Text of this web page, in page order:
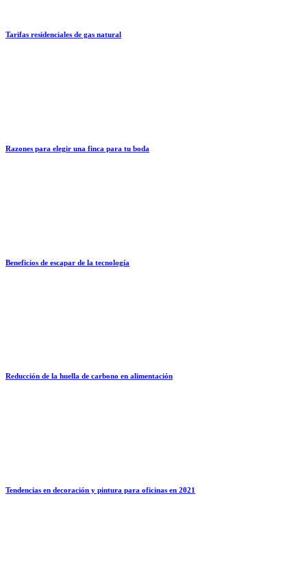
Tarifas residenciales de gas natural
Razones para elegir una finca para tu boda
Beneficios de escapar de la tecnología
Reducción de la huella de carbono en alimentación
Tendencias en decoración y pintura para oficinas en 2021